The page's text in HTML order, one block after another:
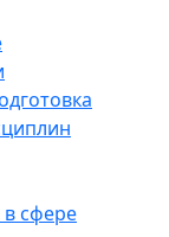
сфере